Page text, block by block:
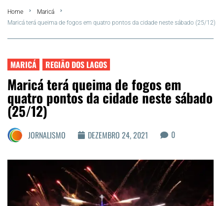
FLA Araru 2026
Região dos Lagos
Agenda Cultural
Colunistas
Home
Maricá
Maricá terá queima de fogos em quatro pontos da cidade neste sábado (25/12)
MARICÁ REGIÃO DOS LAGOS
Maricá terá queima de fogos em
quatro pontos da cidade neste sábado
(25/12)
JORNALISMO DEZEMBRO 24, 2021 0